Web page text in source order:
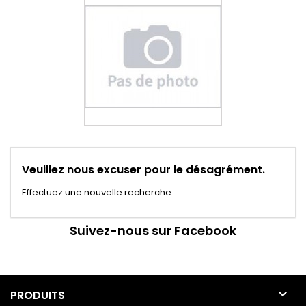
Veuillez nous excuser pour le désagrément.
Effectuez une nouvelle recherche
Suivez-nous sur Facebook
PRODUITS 